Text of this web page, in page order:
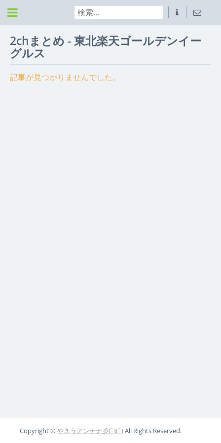
2chまとめ - 東北楽天ゴールデンイー
グルス
記事が見つかりませんでした。
Copyright ©やきうアンテナ彡(ﾟ)(ﾟ)All Rights Reserved.